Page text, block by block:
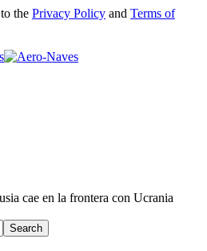
the Privacy Policy and Terms of
cae en la frontera con Ucrania